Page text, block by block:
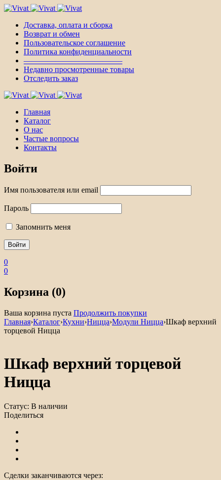
Доставка, оплата и сборка
Возврат и обмен
Пользовательское соглашение
Политика конфиденциальности
————————————–
Недавно просмотренные товары
Отследить заказ
Главная
Каталог
О нас
Частые вопросы
Контакты
Войти
Имя пользователя или email
Пароль
Запомнить меня
0
0
Корзина (0)
Ваша корзина пуста Продолжить покупки
Главная›Каталог›Кухни›Ницца›Модули Ницца›Шкаф верхний
торцевой Ницца
Шкаф верхний торцевой
Ницца
Статус: В наличии
Поделиться
Сделки заканчиваются через: